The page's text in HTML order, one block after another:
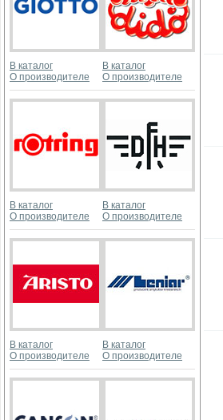
В каталог
О производителе
В каталог
О производителе
В каталог
О производителе
В каталог
О производителе
В каталог
О производителе
В каталог
О производителе